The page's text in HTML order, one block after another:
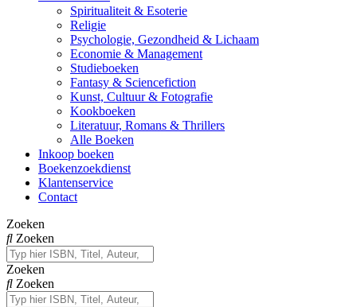
Spiritualiteit & Esoterie
Religie
Psychologie, Gezondheid & Lichaam
Economie & Management
Studieboeken
Fantasy & Sciencefiction
Kunst, Cultuur & Fotografie
Kookboeken
Literatuur, Romans & Thrillers
Alle Boeken
Inkoop boeken
Boekenzoekdienst
Klantenservice
Contact
Zoeken
Zoeken
Zoeken
Zoeken